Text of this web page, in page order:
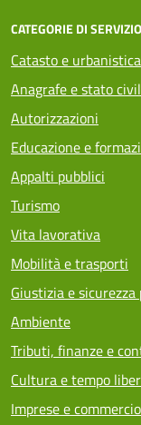
CATEGORIE DI SERVIZIO
Catasto e urbanistica
Anagrafe e stato
Autorizzazioni
Educazione e
Appalti pubblici
Turismo
Vita lavorativa
Mobilità e trasporti
Giustizia e sicurezza
Ambiente
Tributi, finanze e
Cultura e tempo
Imprese e commercio